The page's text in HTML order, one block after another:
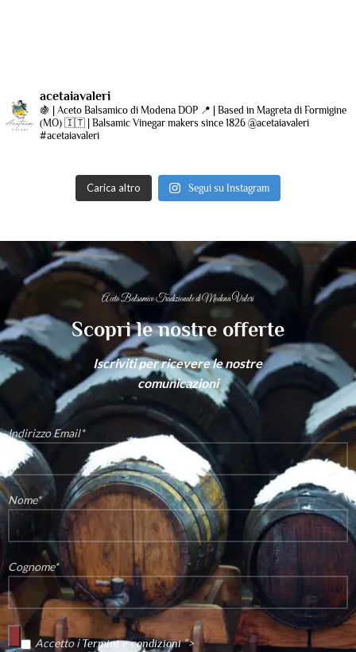
acetaiavaleri
🍇 | Aceto Balsamico di Modena DOP 📍 | Based in Magreta di Formigine
(MO) 🇮🇹 | Balsamic Vinegar makers since 1826 @acetaiavaleri
#acetaiavaleri
Carica altro Segui su Instagram
Aceto Balsamico Tradizionale di Modena Valeri
Scopri le nostre offerte
Iscriviti per ricevere le nostre
comunicazioni
Indirizzo Email*
Nome*
Cognome*
Accetto iTermini e condizioni“>